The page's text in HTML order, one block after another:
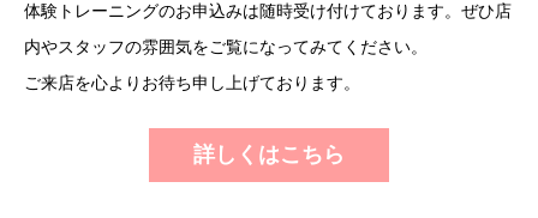
体験トレーニングのお申込みは随時受け付けております。ぜひ店
内やスタッフの雰囲気をご覧になってみてください。
ご来店を心よりお待ち申し上げております。
詳しくはこちら